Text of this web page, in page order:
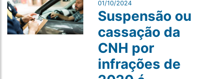
01/10/2024
Suspensão ou
cassação da
CNH por
infrações de